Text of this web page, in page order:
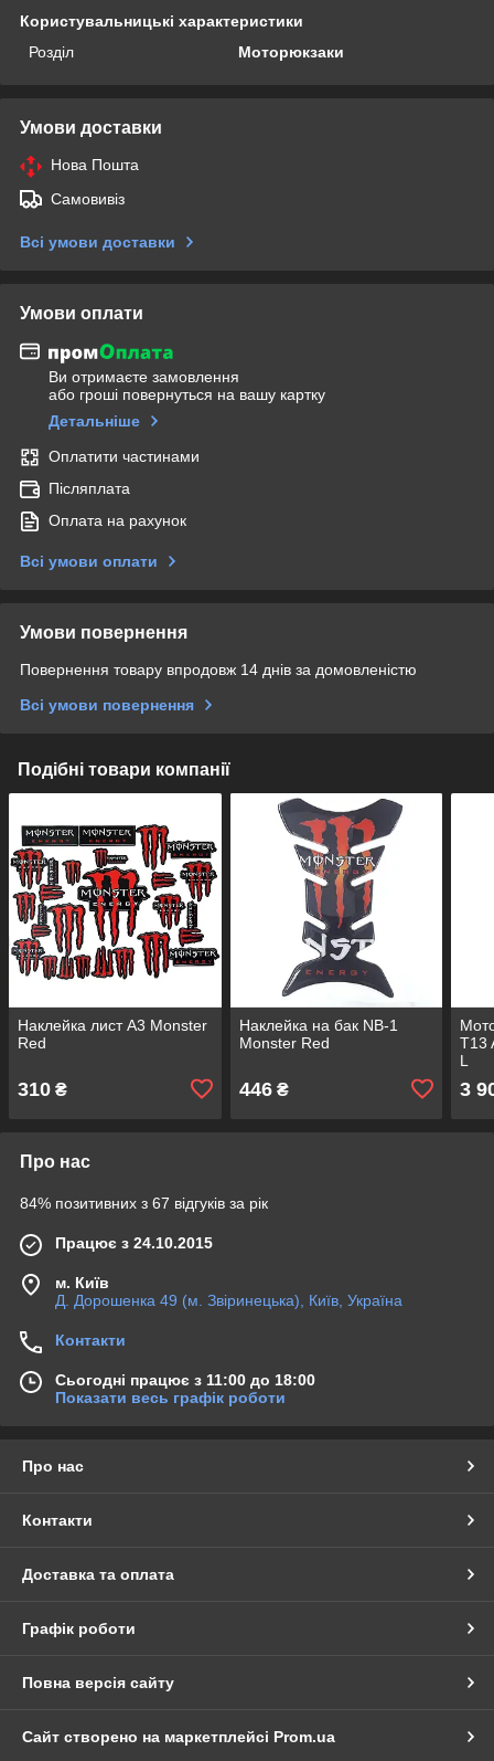
Користувальницькі характеристики
Розділ
Моторюкзаки
Умови доставки
Нова Пошта
Самовивіз
Всі умови доставки
Умови оплати
Ви отримаєте замовлення
або гроші повернуться на вашу картку
Детальніше
Оплатити частинами
Післяплата
Оплата на рахунок
Всі умови оплати
Умови повернення
Повернення товару впродовж 14 днів за домовленістю
Всі умови повернення
Подібні товари компанії
Наклейка лист А3 Monster
Red
310 ₴
Наклейка на бак NB-1
Monster Red
446₴
T13
L
3
Про нас
84% позитивних з 67 відгуків за рік
Працює з 24.10.2015
м. Київ
Д. Дорошенка 49 (м. Звіринецька), Київ, Україна
Контакти
Сьогодні працює з 11:00 до 18:00
Показати весь графік роботи
Про нас
Контакти
Доставка та оплата
Графік роботи
Повна версія сайту
Сайт створено на маркетплейсі Prom.ua